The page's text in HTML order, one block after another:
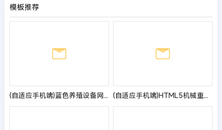
模板推荐
(自适应手机端)蓝色养殖设备网站pbootcms模板 (自适应手机端)HTML5机械重工设备装备制造类企业网站pbootcms模板 大型矿山重工设备网站源码